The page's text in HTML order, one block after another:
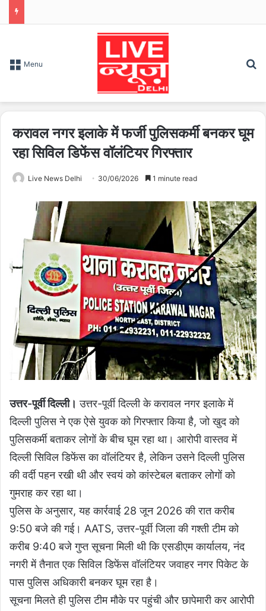
Menu
करावल नगर इलाके में फर्जी पुलिसकर्मी बनकर घूम
रहा सिविल डिफेंस वॉलंटियर गिरफ्तार
Live News Delhi 30/06/2026 1 minute read
उत्तर-पूर्वी दिल्ली। उत्तर-पूर्वी दिल्ली के करावल नगर इलाके में
दिल्ली पुलिस ने एक ऐसे युवक को गिरफ्तार किया है, जो खुद को
पुलिसकर्मी बताकर लोगों के बीच घूम रहा था। आरोपी वास्तव में
दिल्ली सिविल डिफेंस का वॉलंटियर है, लेकिन उसने दिल्ली पुलिस
की वर्दी पहन रखी थी और स्वयं को कांस्टेबल बताकर लोगों को
गुमराह कर रहा था।
पुलिस के अनुसार, यह कार्रवाई 28 जून 2026 की रात करीब
9:50 बजे की गई। AATS, उत्तर-पूर्वी जिला की गश्ती टीम को
करीब 9:40 बजे गुप्त सूचना मिली थी कि एसडीएम कार्यालय, नंद
नगरी में तैनात एक सिविल डिफेंस वॉलंटियर जवाहर नगर पिकेट के
पास पुलिस अधिकारी बनकर घूम रहा है।
सूचना मिलते ही पुलिस टीम मौके पर पहुंची और छापेमारी कर आरोपी